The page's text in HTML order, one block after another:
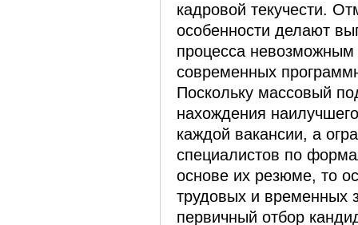
кадровой текучести.
особенности делают
процесса
современных
Поскольку массовый
нахождения
каждой вакансии, а
специалистов по
основе их резюме, то
трудовых и временных
первичный отбор